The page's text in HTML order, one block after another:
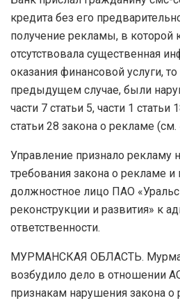
кредита без его
получение рекламы, в которой
отсутствовала существенная
оказания финансовой услуги, то
предыдущем случае, были
части 7 статьи 5, части 1 статьи
статьи 28 закона о рекламе (см.
Управление признало
требования закона о рекламе и
должностное лицо ПАО
реконструкции и развития» к
ответственности.
МУРМАНСКАЯ ОБЛАСТЬ.
возбудило дело в отношении
признакам нарушения закона